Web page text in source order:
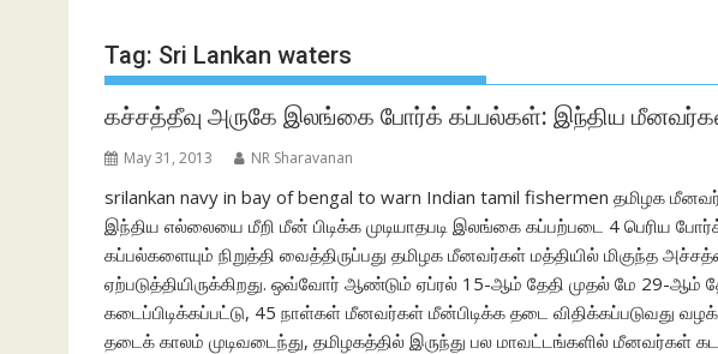
Tag: Sri Lankan waters
கச்சத்தீவு அருகே இலங்கை போர்க் கப்பல்கள்: இந்திய
May 31, 2013 NR Sharavanan
srilankan navy in bay of bengal to warn Indian tamil fishermen தமிழக
இந்திய எல்லையை மீறி மீன் பிடிக்க முடியாதபடி இலங்கை கப்பற்படை 4 பெரிய
கப்பல்களையும் நிறுத்தி வைத்திருப்பது தமிழக மீனவர்கள் மத்தியில் மிகுந்த
ஏற்படுத்தியிருக்கிறது. ஒவ்வோர் ஆண்டும் ஏப்ரல் 15-ஆம் தேதி முதல் மே 29-
கடைப்பிடிக்கப்பட்டு, 45 நாள்கள் மீனவர்கள் மீன்பிடிக்க தடை விதிக்கப்படுவது
தடைக் காலம் முடிவடைந்து, தமிழகத்தில் இருந்து பல மாவட்டங்களில் மீனவர்கள்